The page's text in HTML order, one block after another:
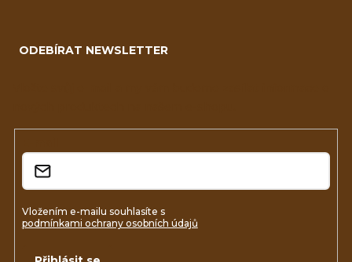
ODEBÍRAT NEWSLETTER
Vložením e-mailu souhlasíte s
podmínkami ochrany osobních údajů